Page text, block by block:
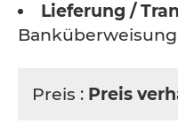
Lieferung /
Banküberweisung
Preis : Preis